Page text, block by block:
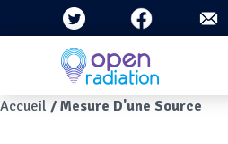
Aller au contenu principal
Fil d'Ariane
Accueil Mesure D'une Source